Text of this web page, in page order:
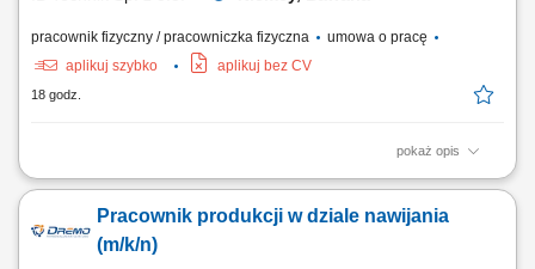
pracownik fizyczny / pracowniczka fizyczna
umowa o pracę
aplikuj szybko
aplikuj bez CV
18 godz.
pokaż opis
Zadania: Wykonywanie konstrukcji żelbetowych (stan surowy). Praca na
Pracownik produkcji w dziale nawijania
(m/k/n)